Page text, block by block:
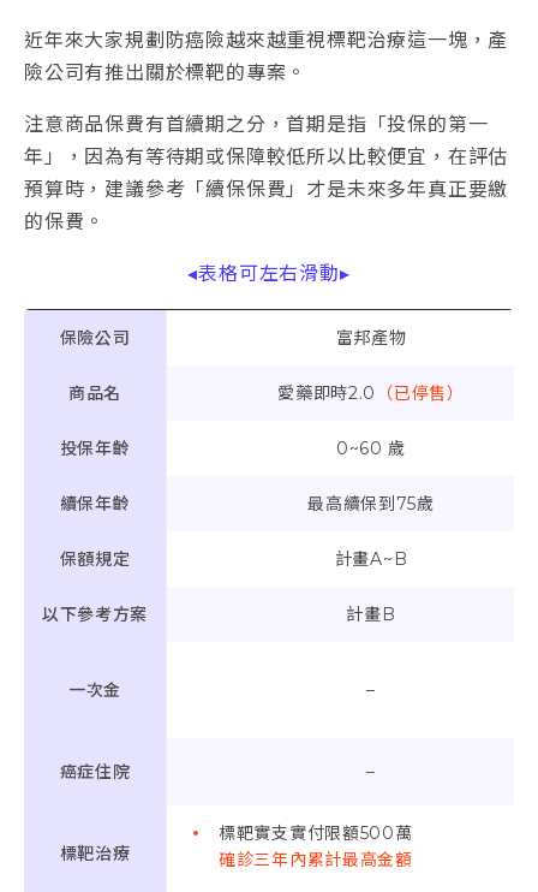
近年來大家規劃防癌險越來越重視標靶治療這一塊，產
險公司有推出關於標靶的專案。
注意商品保費有首續期之分，首期是指「投保的第一
年」，因為有等待期或保障較低所以比較便宜，在評估
預算時，建議參考「續保保費」才是未來多年真正要繳
的保費。
◂表格可左右滑動▸
保險公司 富邦產物
商品名 愛藥即時2.0 （已停售）
投保年齡 0~60 歲
續保年齡 最高續保到75歲
保額規定 計畫A~B
以下參考方案 計畫B
一次金 –
癌症住院 –
標靶治療
標靶實支實付限額500萬
確診三年內累計最高金額